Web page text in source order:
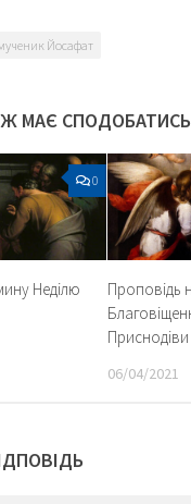
Йосафат
МАЄ
0
Неділю
Проповідь
Приснодіви
06/04/2021